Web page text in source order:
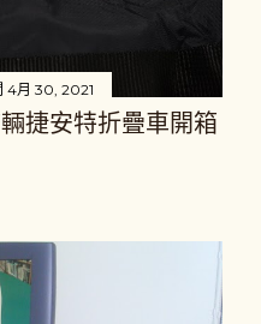
4月 30, 2021
捷安特折疊車開箱